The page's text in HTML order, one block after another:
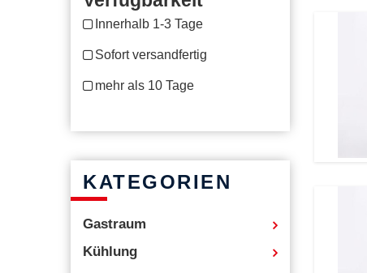
Innerhalb 1-3 Tage
Sofort versandfertig
mehr als 10 Tage
KATEGORIEN
Gastraum
Kühlung